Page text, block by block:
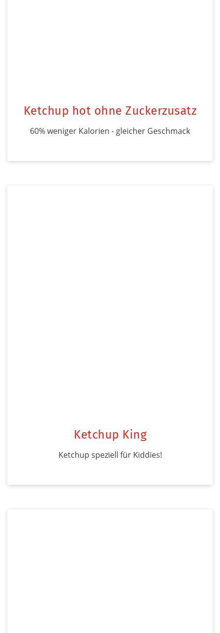
Ketchup hot ohne Zuckerzusatz
60% weniger Kalorien - gleicher Geschmack
Ketchup King
Ketchup speziell für Kiddies!